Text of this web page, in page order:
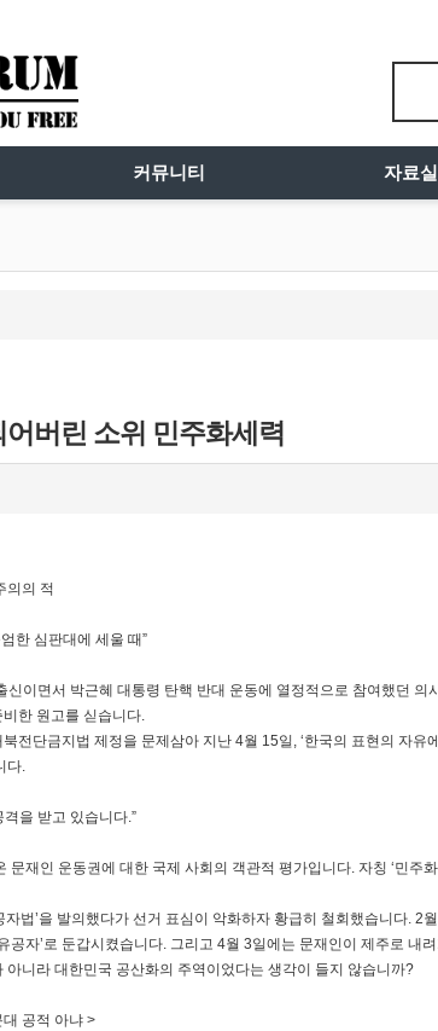
커뮤니티 자료실
버린 소위 민주화세력
의의 적
한 심판대에 세울 때”
신이면서 박근혜 대통령 탄핵 반대 운동에 열정적으로 참여했던 의
한 원고를 싣습니다.
전단금지법 제정을 문제삼아 지난 4월 15일, ‘한국의 표현의 자유
다.
을 받고 있습니다.”
문재인 운동권에 대한 국제 사회의 객관적 평가입니다. 자칭 ‘민주
자법’을 발의했다가 선거 표심이 악화하자 황급히 철회했습니다.
공자’로 둔갑시켰습니다. 그리고 4월 3일에는 문재인이 제주로 내
아니라 대한민국 공산화의 주역이었다는 생각이 들지 않습니까?
대 공적 아냐 >